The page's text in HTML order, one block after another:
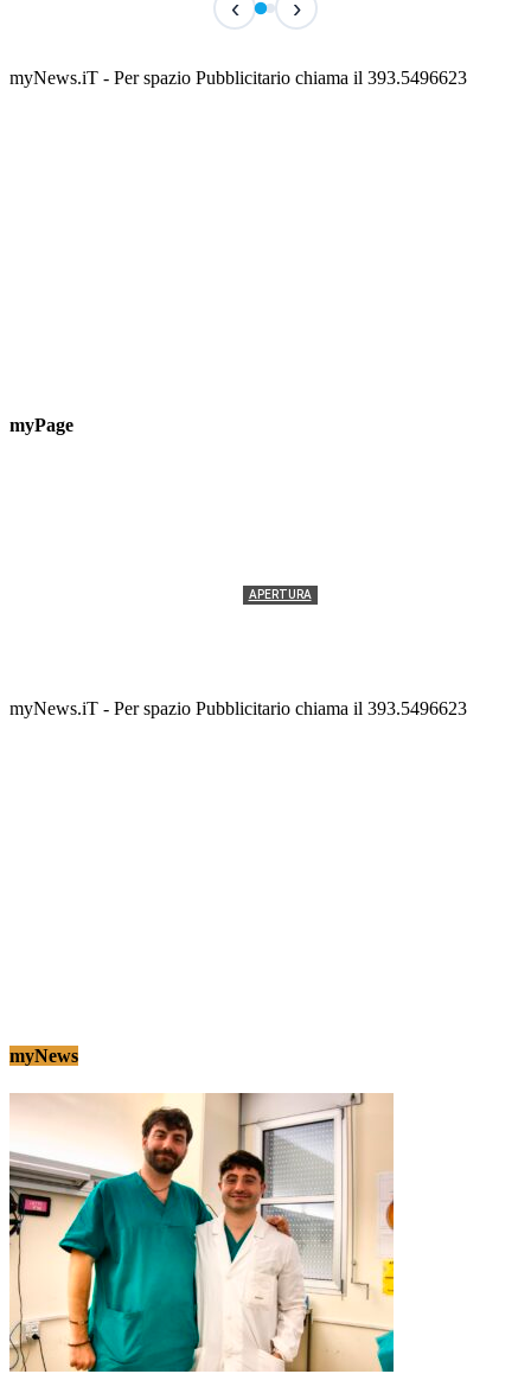
Classic Contest 3vs3 Memorial Michele
📅 6 Agosto 2026 · 09:00 · 📍 Lungomare C. Colombo
‹ ›
myNews.iT - Per spazio Pubblicitario chiama il 393.5496623
myPage
APERTURA
myNews.iT - Per spazio Pubblicitario chiama il 393.5496623
myNews